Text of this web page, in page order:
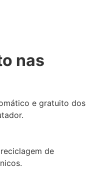
nas
e gratuito dos
de